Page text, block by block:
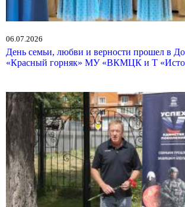
06.07.2026
День семьи, любви и верности прошел в
«Красный горняк» МУ «ВКМЦК и Т